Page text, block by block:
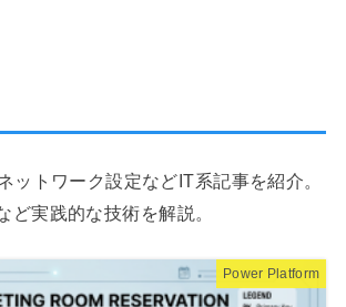
ットワーク設定などIT系記事を紹介。
ど実践的な技術を解説。
Power Platform